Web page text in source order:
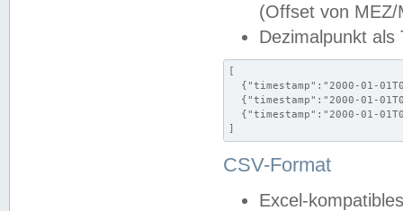
(Offset von MEZ/
Dezimalpunkt als
[
{"timestamp":"2000-01-
{"timestamp":"2000-01-
{"timestamp":"2000-01-
]
CSV-Format
Excel-